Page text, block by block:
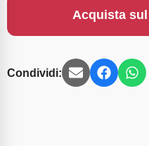
Acquista
Condividi: